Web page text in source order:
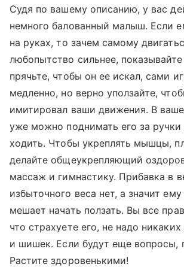
Судя по вашему описанию, у вас
немного балованный малыш. Если
на руках, то зачем самому
любопытство сильнее,
прячьте, чтобы он ее искал, сами
медленно, но верно уползайте,
имитировал ваши движения. В
уже можно поднимать его за ручки
ходить. Чтобы укреплять мышцы,
делайте общеукрепляющий
массаж и гимнастику. Прибавка в
избыточного веса нет, а значит
мешает начать ползать. Вы все
что страхуете его, не надо
и шишек. Если будут еще вопросы,
Растите здоровенькими!